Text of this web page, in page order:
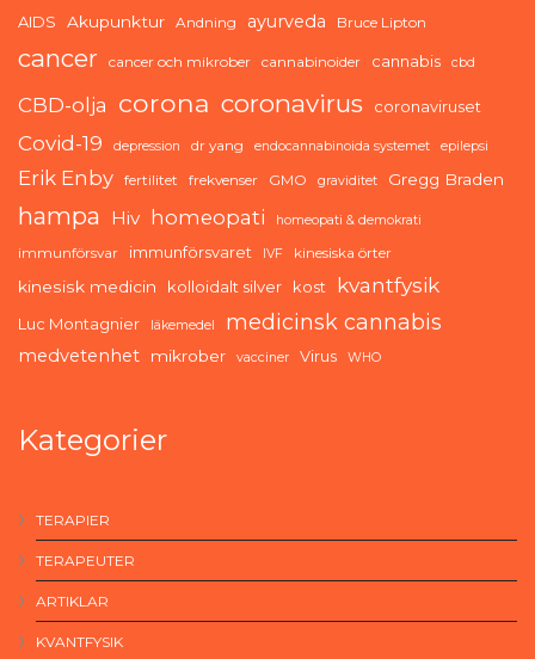
AIDS Akupunktur Andning ayurveda Bruce Lipton
cancer cancer och mikrober cannabinoider cannabis cbd
CBD-olja corona coronavirus coronaviruset
Covid-19 depression dr yang endocannabinoida systemet epilepsi
Erik Enby fertilitet frekvenser GMO graviditet Gregg Braden
hampa Hiv homeopati homeopati & demokrati
immunförsvar immunförsvaret IVF kinesiska örter
kinesisk medicin kolloidalt silver kost kvantfysik
Luc Montagnier läkemedel medicinsk cannabis
medvetenhet mikrober vacciner Virus WHO
Kategorier
TERAPIER
TERAPEUTER
ARTIKLAR
KVANTFYSIK